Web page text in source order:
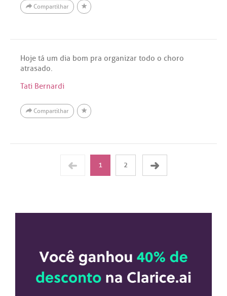
Compartilhar
Hoje tá um dia bom pra organizar todo o choro
atrasado.
Tati Bernardi
Compartilhar
1 2